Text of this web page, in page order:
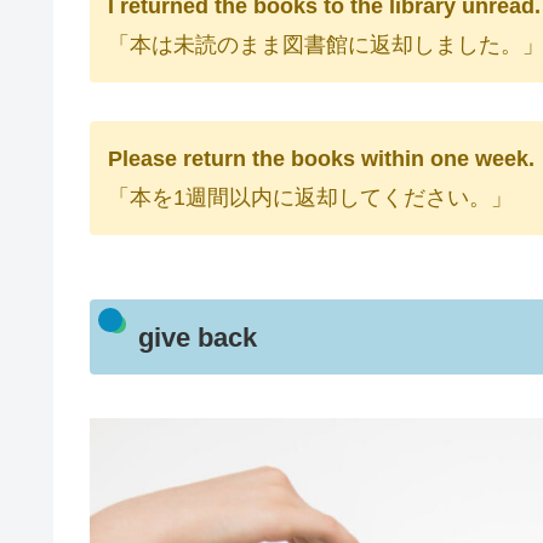
I returned the books to the library unread.
「本は未読のまま図書館に返却しました。」
Please return the books within one week.
「本を1週間以内に返却してください。」
give back